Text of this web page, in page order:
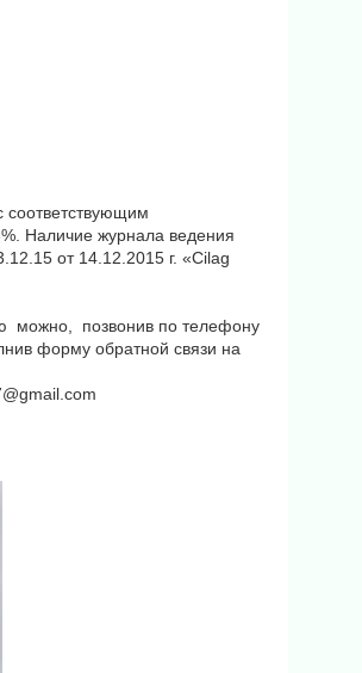
Наличие журнала ведения
от 14.12.2015 г. «Cilag
можно, позвонив по телефону
форму обратной связи на